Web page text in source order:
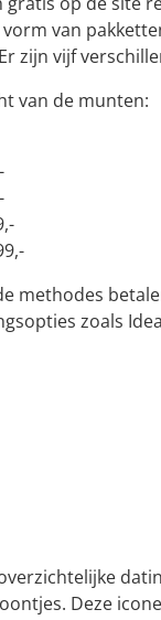
van
zijn vijf
van de munten:
methodes
zoals
Deze